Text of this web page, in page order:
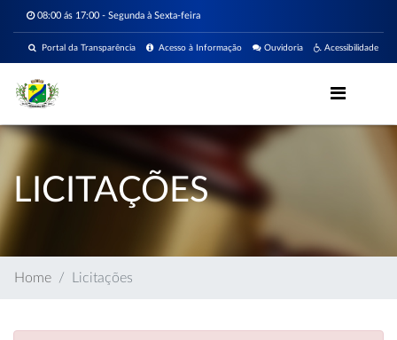
08:00 ás 17:00 - Segunda à Sexta-feira
Acessibilidade
Ouvidoria
Acesso à Informação
Portal da Transparência
LICITAÇÕES
Home Licitações